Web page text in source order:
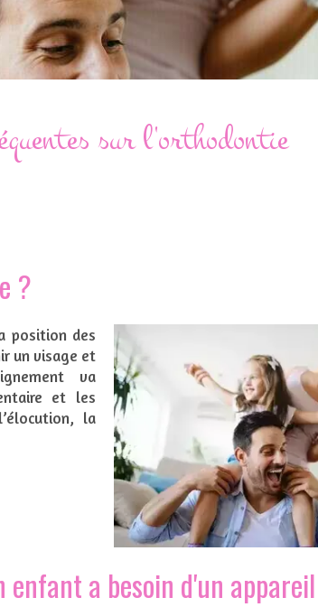
sur l'orthodontie
?
position des
un visage et
va
et les
la
enfant a besoin d'un